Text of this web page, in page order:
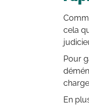
cela
Pour
En